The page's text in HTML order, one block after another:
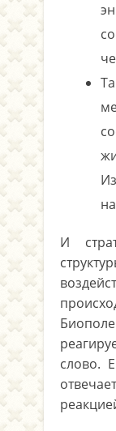
И
слово.